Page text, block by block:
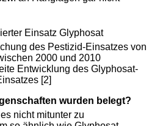
des Pestizid-Einsatzes von
2000 und 2010
Entwicklung des Glyphosat-
[2]
wurden belegt?
nicht mitunter zu